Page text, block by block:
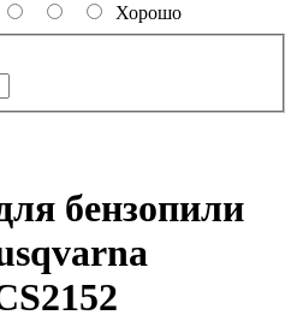
Хорошо
бензопили